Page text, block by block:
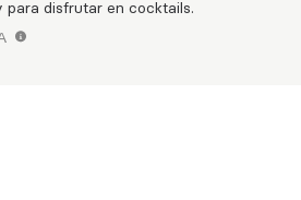
para disfrutar en cocktails.